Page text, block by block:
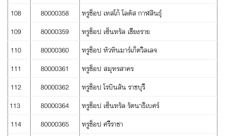
108 80000358
ทรูช็อป เทสโก้ โลตัส กาฬสินธุ์
109
80000359
ทรูช็อป เซ็นทรัล เชียงราย
110
80000360
ทรูช็อป หัวหินมาร์เก็ตวิลเลจ
111
80000361
ทรูช็อป สมุทรสาคร
112
80000362
ทรูช็อป โรบินสัน ราชบุรี
113
80000364
ทรูช็อป เซ็นทรัล รัตนาธิเบศร์
114
80000365
ทรูช็อป ศรีราชา